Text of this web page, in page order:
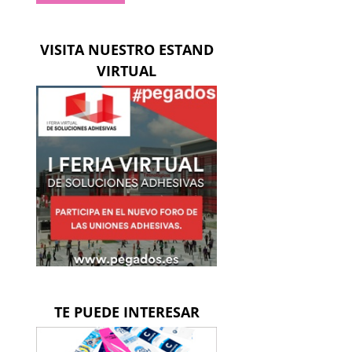
VISITA NUESTRO ESTAND
VIRTUAL
TE PUEDE INTERESAR